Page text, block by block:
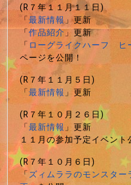
(R７年１１月１１日)
「最新情報」更新
「作品紹介」更新
「ローグライクハーフ ヒ
ページを公開！
(R７年１１月５日)
「最新情報」更新
(R７年１０月２６日)
「最新情報」更新
１１月の参加予定イベント
(R７年１０月６日)
「ズィムララのモンスタ